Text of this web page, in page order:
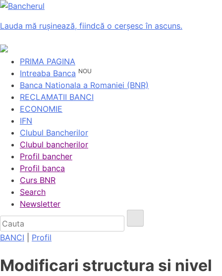
Lauda mă rușinează, fiindcă o cerșesc în ascuns.
PRIMA PAGINA
Intreaba Banca NOU
Banca Nationala a Romaniei (BNR)
RECLAMATII BANCI
ECONOMIE
IFN
Clubul Bancherilor
Clubul bancherilor
Profil bancher
Profil banca
Curs BNR
Search
Newsletter
BANCI Profil
Modificari structura si nivel